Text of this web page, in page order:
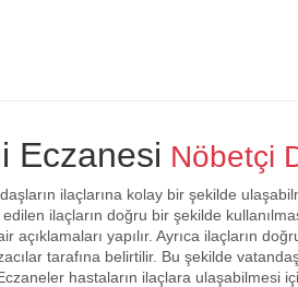
Eczanesi Nöbetçi
ilaçlarına kolay bir şekilde
ilaçların doğru bir şekilde
açıklamaları yapılır. Ayrıca ilaçların
tarafına belirtilir. Bu şekilde
hastaların ilaçlara ulaşabilmesi